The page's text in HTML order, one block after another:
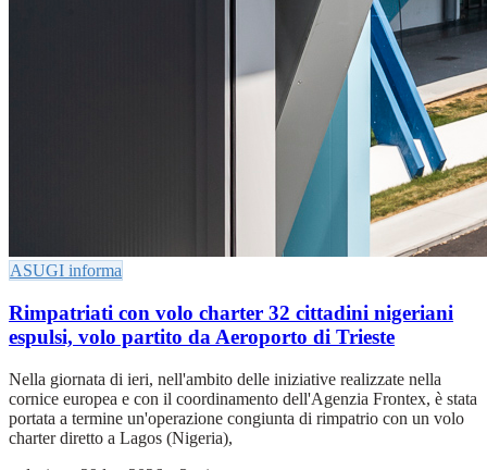
ASUGI informa
Rimpatriati con volo charter 32 cittadini nigeriani
espulsi, volo partito da Aeroporto di Trieste
Nella giornata di ieri, nell'ambito delle iniziative realizzate nella
cornice europea e con il coordinamento dell'Agenzia Frontex, è stata
portata a termine un'operazione congiunta di rimpatrio con un volo
charter diretto a Lagos (Nigeria),